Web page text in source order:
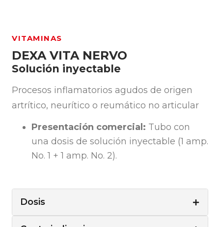
VITAMINAS
DEXA VITA NERVO
Solución inyectable
Procesos inflamatorios agudos de origen
artrítico, neurítico o reumático no articular
Presentación comercial: Tubo con
una dosis de solución inyectable (1 amp.
No. 1 + 1 amp. No. 2).
Dosis